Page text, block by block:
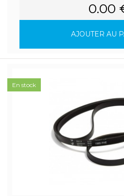
0.00
AJOUTER AU
En stock